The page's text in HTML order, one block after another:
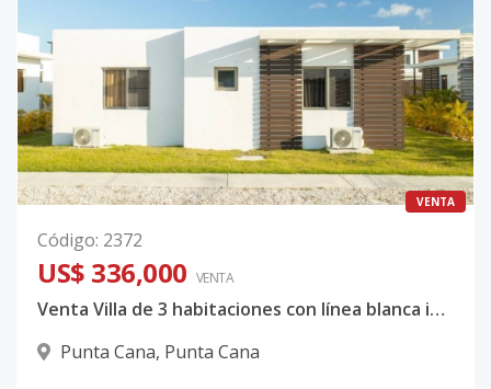
VENTA
Código: 2372
US$ 336,000 VENTA
Venta Villa de 3 habitaciones con línea blanca incluida en Punta Cana, R.D.
Punta Cana, Punta Cana